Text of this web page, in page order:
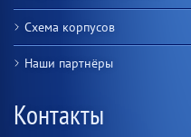
Схема корпусов
Наши партнёры
Контакты